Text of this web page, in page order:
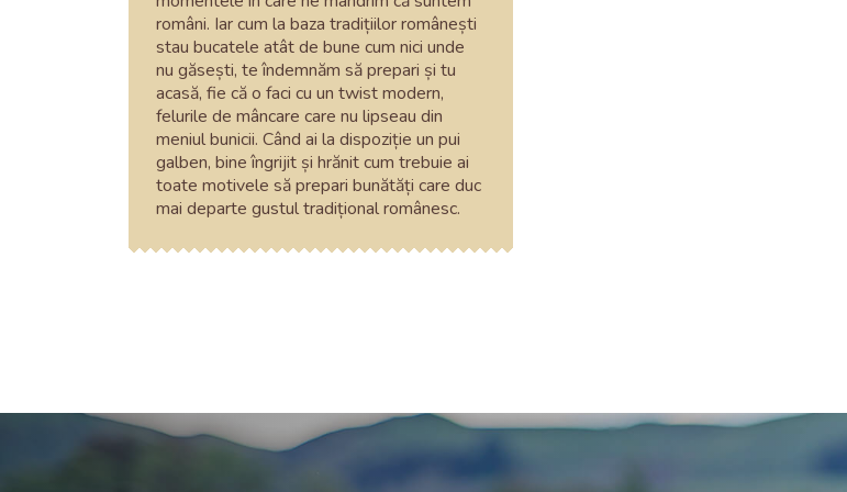
români. Iar cum la baza tradițiilor românești
stau bucatele atât de bune cum nici unde
nu găsești, te îndemnăm să prepari și tu
acasă, fie că o faci cu un twist modern,
felurile de mâncare care nu lipseau din
meniul bunicii. Când ai la dispoziție un pui
galben, bine îngrijit și hrănit cum trebuie ai
toate motivele să prepari bunătăți care duc
mai departe gustul tradițional românesc.